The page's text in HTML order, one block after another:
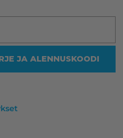
JA ALENNUSKOODI